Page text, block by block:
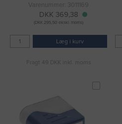
Varenummer: 3011169
DKK 369,38
(DKK 295,50 ekskl. moms)
Læg i kurv
Fragt 49 DKK inkl. moms